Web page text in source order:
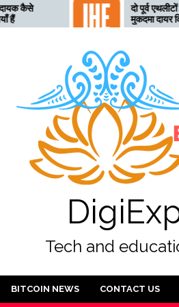
दो पूर्व एथलीटों ने नॉर्थवेस्टर्न पर
मुकदमा दायर किया
Tech and
BITCOIN NEWS CONTACT US